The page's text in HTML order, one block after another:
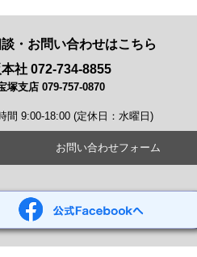
・お問い合わせはこちら
社 072-734-8855
塚支店 079-757-0870
間 9:00-18:00 (定休日：水曜日)
お問い合わせフォーム